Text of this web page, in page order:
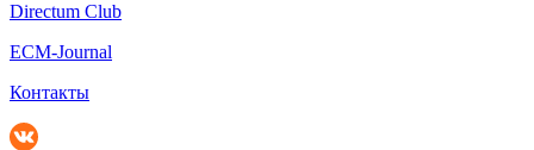
Directum Club
ECM-Journal
Контакты